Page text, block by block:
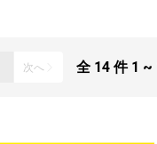
お役立ち
次へ 全 14 件 1 ~